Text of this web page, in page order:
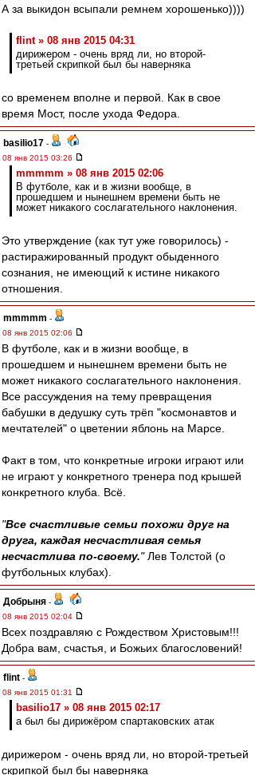
А за выкидон всыпали ремнем хорошенько))))
flint » 08 янв 2015 04:31
дирижером - очень вряд ли, но второй-
третьей скрипкой был бы наверняка
со временем вполне и первой. Как в свое
время Мост, после ухода Федора.
basilio17 -
08 янв 2015 03:26
mmmmm » 08 янв 2015 02:06
В футболе, как и в жизни вообще, в
прошедшем и нынешнем времени быть не
может никакого сослагательного наклонения.
Это утверждение (как тут уже говорилось) -
растиражированный продукт обыденного
сознания, не имеющий к истине никакого
отношения.
mmmmm -
08 янв 2015 02:06
В футболе, как и в жизни вообще, в
прошедшем и нынешнем времени быть не
может никакого сослагательного наклонения.
Все рассуждения на тему превращения
бабушки в дедушку суть трёп "космонавтов и
мечтателей" о цветении яблонь на Марсе.
Факт в том, что конкретные игроки играют или
не играют у конкретного тренера под крышей
конкретного клуба. Всё.
"Все счастливые семьи похожи друг на
друга, каждая несчастливая семья
несчастлива по-своему."Лев Толстой (о
футбольных клубах).
Добрыня -
08 янв 2015 02:04
Всех поздравляю с Рождеством Христовым!!!
Добра вам, счастья, и Божьих благословений!
flint -
08 янв 2015 01:31
basilio17 » 08 янв 2015 02:17
а был бы дирижёром спартаковских атак
дирижером - очень вряд ли, но второй-третьей
скрипкой был бы наверняка